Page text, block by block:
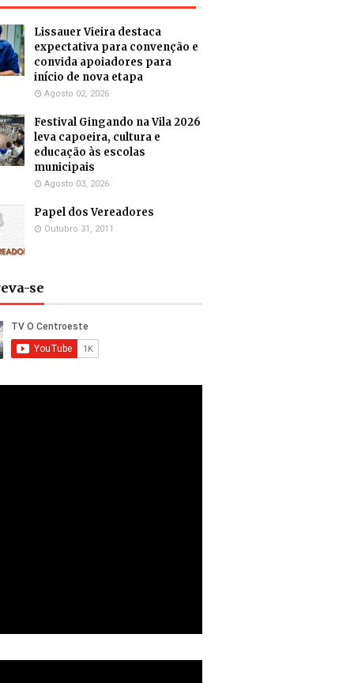
Lissauer Vieira destaca
expectativa para convenção e
convida apoiadores para
início de nova etapa
Agosto 02, 2026
Festival Gingando na Vila 2026
leva capoeira, cultura e
educação às escolas
municipais
Agosto 03, 2026
Papel dos Vereadores
Outubro 31, 2011
se